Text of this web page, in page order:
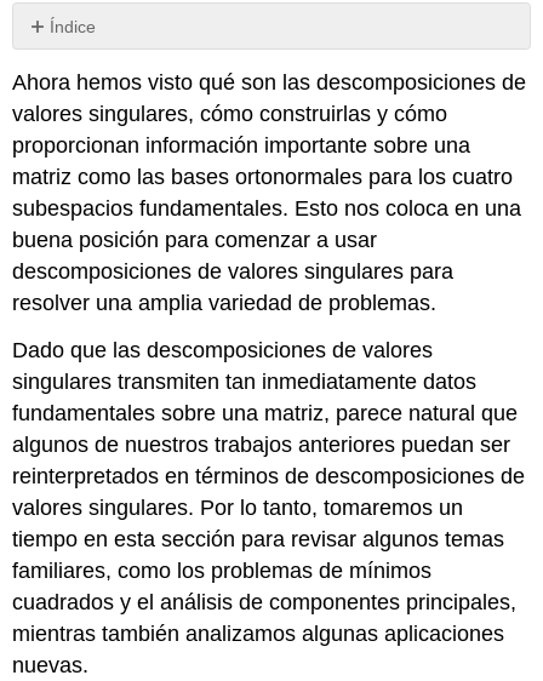
Índice
previa
Actividad
7.5.1.
de
mínimos
cuadrados
Actividad
7.5.1.
\
(k\)Aproximaciones
rango
Actividad
7.5.3.
Análisis
de
componentes
principales
Actividad
7.5.4.
Ahora hemos visto qué son las descomposiciones de
valores singulares, cómo construirlas y cómo
proporcionan información importante sobre una
matriz como las bases ortonormales para los cuatro
subespacios fundamentales. Esto nos coloca en una
buena posición para comenzar a usar
descomposiciones de valores singulares para
resolver una amplia variedad de problemas.
Dado que las descomposiciones de valores
singulares transmiten tan inmediatamente datos
fundamentales sobre una matriz, parece natural que
algunos de nuestros trabajos anteriores puedan ser
reinterpretados en términos de descomposiciones de
valores singulares. Por lo tanto, tomaremos un
tiempo en esta sección para revisar algunos temas
familiares, como los problemas de mínimos
cuadrados y el análisis de componentes principales,
mientras también analizamos algunas aplicaciones
nuevas.